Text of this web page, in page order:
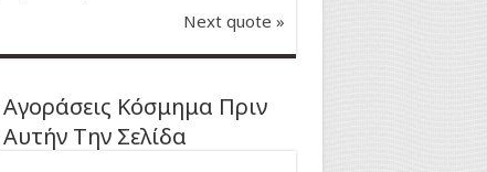
Next quote »
Κόσμημα Πριν
Αυτήν Την Σελίδα